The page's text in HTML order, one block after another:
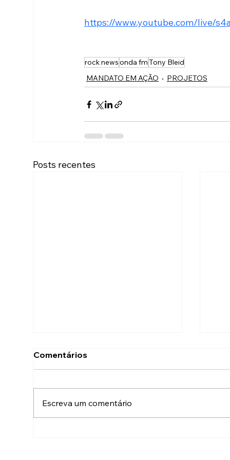
https://www.youtube.com/live/
rock newsonda fmTony Bleid
MANDATO EM AÇÃO
PROJETOS
Posts recentes
Comentários
Escreva um comentário